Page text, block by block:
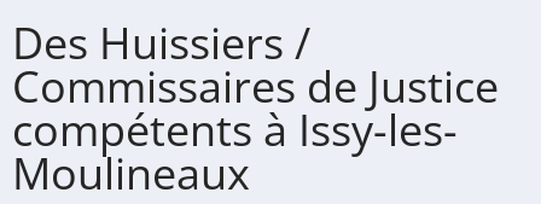
Des Huissiers /
Commissaires de Justice
compétents à Issy-les-
Moulineaux